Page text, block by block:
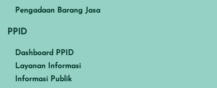
Pengadaan Barang Jasa
PPID
Dashboard PPID
Layanan Informasi
Informasi Publik